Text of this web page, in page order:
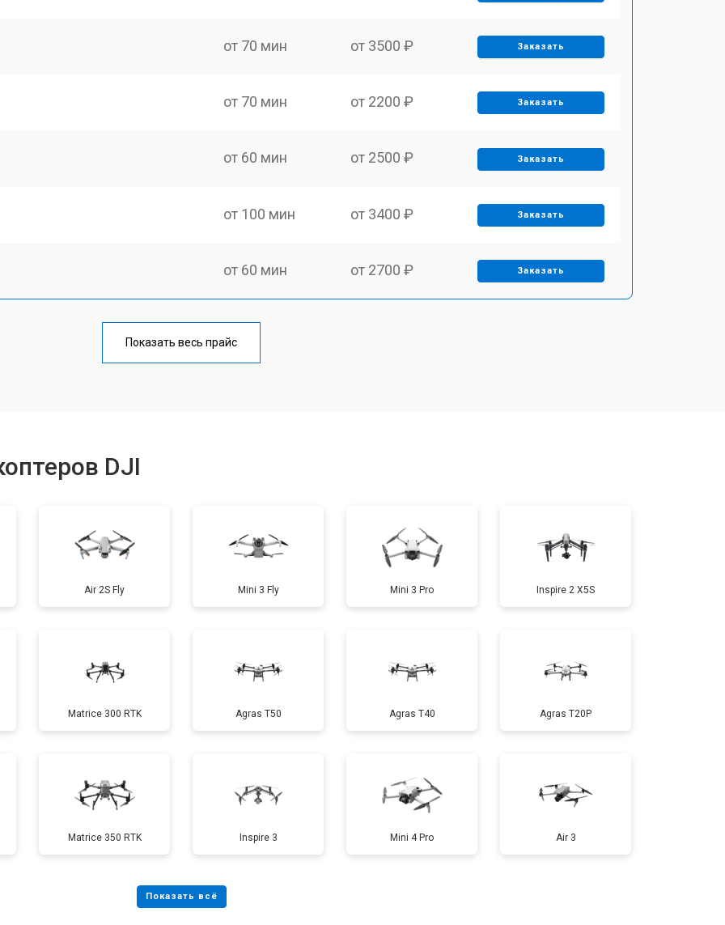
от 70 мин от 3500 ₽ Заказать
от 70 мин от 2200 ₽ Заказать
от 60 мин от 2500 ₽ Заказать
от 100 мин от 3400 ₽ Заказать
от 60 мин от 2700 ₽ Заказать
от 100 мин
от 60 мин от 1600 ₽ Заказать
от 40 мин от 1000 ₽ Заказать
от 70 мин от 1800 ₽ Заказать
от 60 мин от 2800 ₽ Заказать
от 3600 ₽
Показать весь прайс
DJI
Air 2S Fly Mini 3 Fly Mini 3 Pro Inspire 2 X5S
Matrice 300 RTK Agras T50 Agras T40 Agras T20P
Matrice 350 RTK Inspire 3 Mini 4 Pro Air 3